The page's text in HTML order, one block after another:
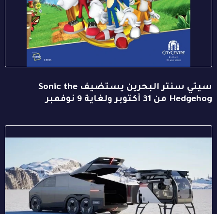
سيتي سنتر البحرين يستضيف Sonic the
Hedgehog من 31 أكتوبر ولغاية 9 نوفمبر